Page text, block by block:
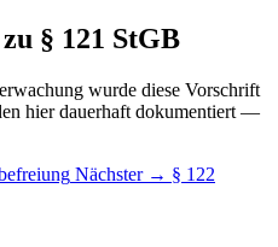
§ 121 StGB
wurde diese Vorschrift
hier dauerhaft dokumentiert —
Nächster → § 122